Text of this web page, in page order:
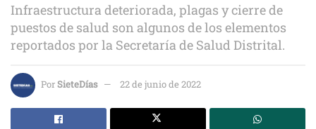
Infraestructura deteriorada, plagas y cierre de
puestos de salud son algunos de los elementos
reportados por la Secretaría de Salud Distrital.
PorSieteDías 22 de junio de 2022